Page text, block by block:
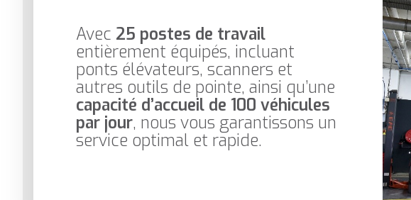
Avec 25 postes de travail
entièrement équipés, incluant
ponts élévateurs, scanners et
autres outils de pointe, ainsi qu’une
capacité d’accueil de 100 véhicules
par jour, nous vous garantissons un
service optimal et rapide.